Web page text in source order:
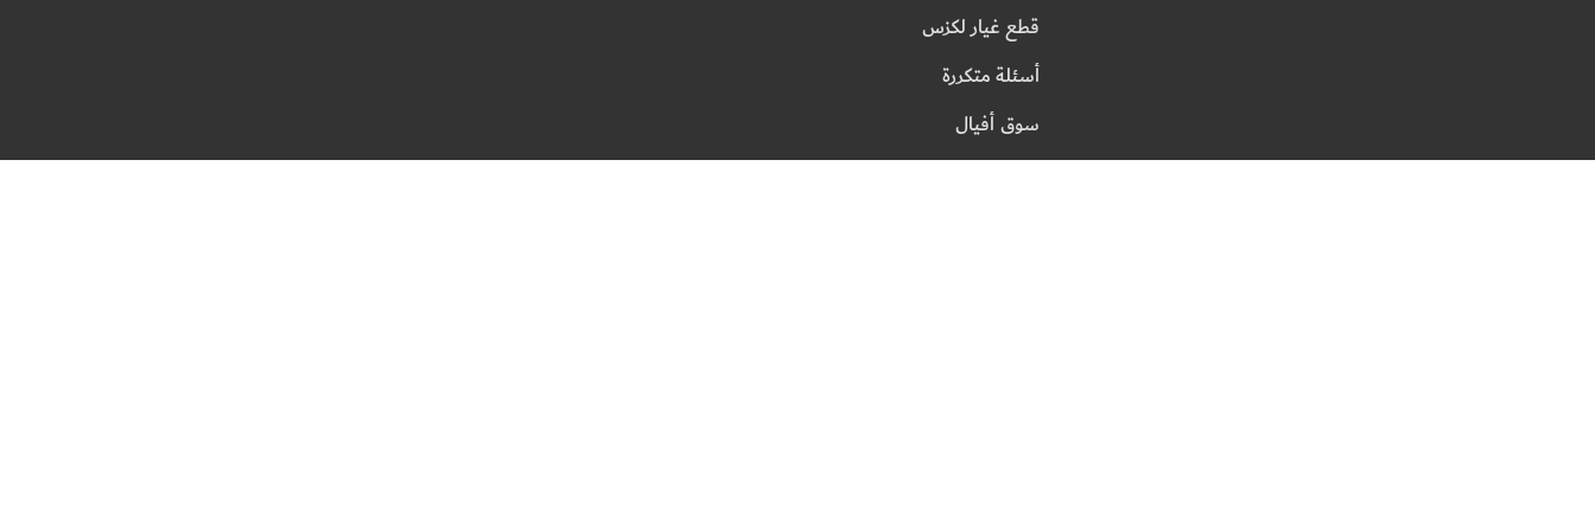
قطع غيار لكزس
أسئلة متكررة
سوق أفيال